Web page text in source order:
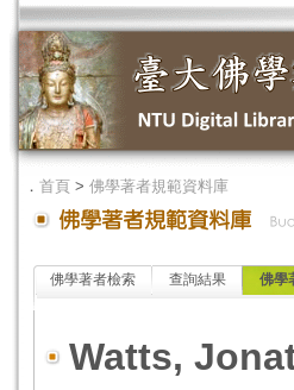
． 首頁 > 佛學著者規範資料庫
佛學著者檢索 查詢結果 佛學
Watts,